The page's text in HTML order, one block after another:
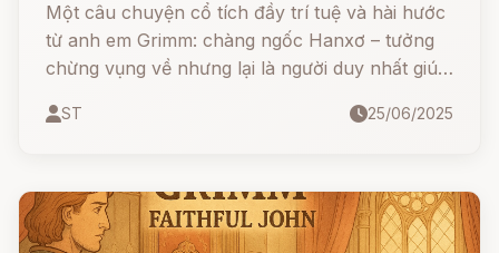
Một câu chuyện cổ tích đầy trí tuệ và hài hước
từ anh em Grimm: chàng ngốc Hanxơ – tưởng
chừng vụng về nhưng lại là người duy nhất giúp
lừa nhà vua tham lam và cuối cùng cưới được
ST 25/06/2025